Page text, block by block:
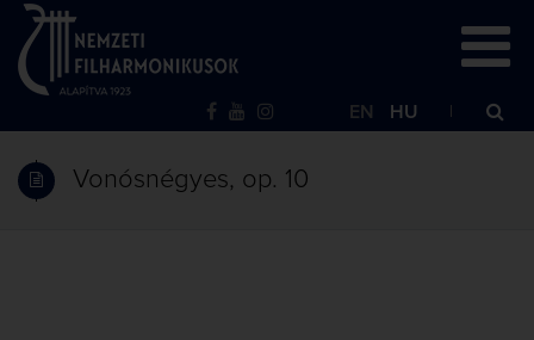
EN HU
Vonósnégyes, op. 10